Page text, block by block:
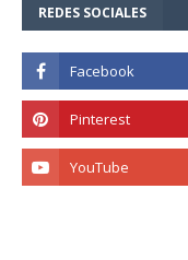
REDES SOCIALES